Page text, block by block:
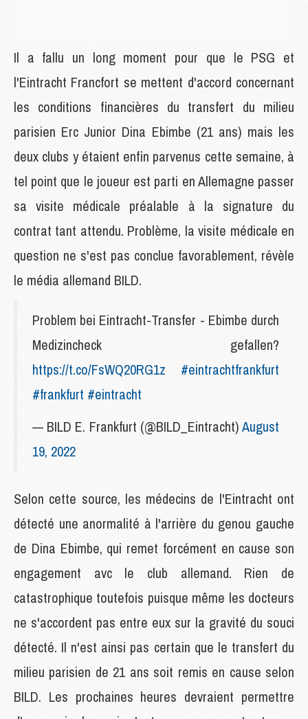
Il a fallu un long moment pour que le PSG et
l'Eintracht Francfort se mettent d'accord concernant
les conditions financières du transfert du milieu
parisien Erc Junior Dina Ebimbe (21 ans) mais les
deux clubs y étaient enfin parvenus cette semaine, à
tel point que le joueur est parti en Allemagne passer
sa visite médicale préalable à la signature du
contrat tant attendu. Problème, la visite médicale en
question ne s'est pas conclue favorablement, révèle
le média allemand BILD.
Problem bei Eintracht-Transfer - Ebimbe durch
Medizincheck gefallen?
https://t.co/FsWQ20RG1z
#eintrachtfrankfurt
#frankfurt #eintracht
— BILD E. Frankfurt (@BILD_Eintracht)August
19, 2022
Selon cette source, les médecins de l'Eintracht ont
détecté une anormalité à l'arrière du genou gauche
de Dina Ebimbe, qui remet forcément en cause son
engagement avc le club allemand. Rien de
catastrophique toutefois puisque même les docteurs
ne s'accordent pas entre eux sur la gravité du souci
détecté. Il n'est ainsi pas certain que le transfert du
milieu parisien de 21 ans soit remis en cause selon
BILD. Les prochaines heures devraient permettre